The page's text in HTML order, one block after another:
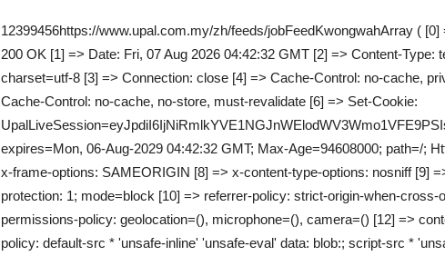
12399456https://www.upal.com.my/zh/feeds/jobFeedKwongwahArray ( [0]
200 OK [1] => Date: Fri, 07 Aug 2026 04:42:32 GMT [2] => Content-Type:
charset=utf-8 [3] => Connection: close [4] => Cache-Control: no-cache,
Cache-Control: no-cache, no-store, must-revalidate [6] => Set-Cookie:
expires=Mon, 06-Aug-2029 04:42:32 GMT; Max-Age=94608000; path=/;
x-frame-options: SAMEORIGIN [8] => x-content-type-options: nosniff [9]
protection: 1; mode=block [10] => referrer-policy: strict-origin-when-cross-
permissions-policy: geolocation=(), microphone=(), camera=() [12] =>
policy: default-src * 'unsafe-inline' 'unsafe-eval' data: blob:; script-src *